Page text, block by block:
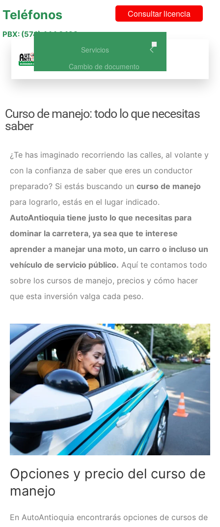
Teléfonos
PBX: (574) 444 6493
Consultar licencia
Servicios
Cambio de documento
Curso de Conducción Categoría
de conducción para Moto
Curso Licencia de Conducción
C1: Vehículo de Servicio Público
Curso de Conducción A2 +
B1(Carro y Moto)
Curso de Conducción A2 +
C1(Carro publico y Moto)
Clases de Refuerzo de
Conducción en Medellín
Duplicado licencia de conducción
Recategorización B1 a C1
(Vehículo Servicio Publico)
Recategorización C1 a C2
(Vehículo Pesado Servicio
Publico)
conducción en Medellín
Evaluación teórico práctica de
conductores
Licencia internacional
Vehículos
Instalaciones
¿Quiénes somos?
Noticias
Examen técnico online
Curso de manejo: todo lo que necesitas
saber
¿Te has imaginado recorriendo las calles, al volante y
con la confianza de saber que eres un conductor
preparado? Si estás buscando un curso de manejo
para lograrlo, estás en el lugar indicado.
AutoAntioquia tiene justo lo que necesitas para
dominar la carretera, ya sea que te interese
aprender a manejar una moto, un carro o incluso un
vehículo de servicio público. Aquí te contamos todo
sobre los cursos de manejo, precios y cómo hacer
que esta inversión valga cada peso.
Opciones y precio del curso de
manejo
En AutoAntioquia encontrarás opciones de cursos de